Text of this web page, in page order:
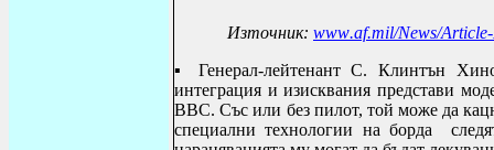
Източник: www.af.mil/News/Article-
▪ Генерал-лейтенант С. Клинтън
интеграция и изисквания представи
ВВС. Със или без пилот, той може да
специални технологии на борда